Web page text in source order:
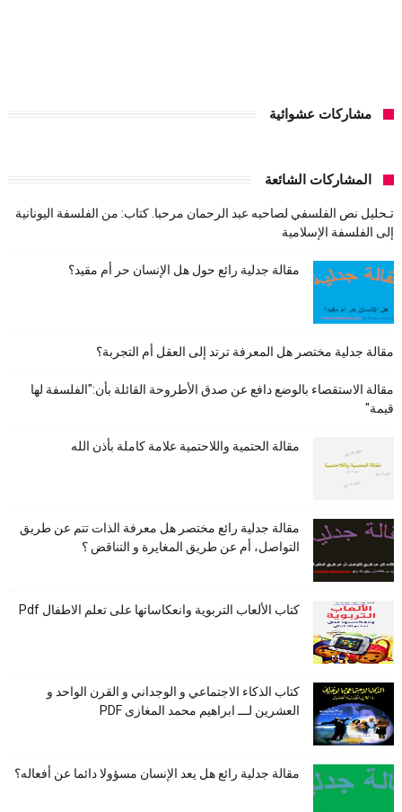
مشاركات عشوائية
المشاركات الشائعة
تـحليل نص الفلسفي لصاحبه عبد الرحمان مرحبا. كتاب: من الفلسفة اليونانية
إلى الفلسفة الإسلامية
مقالة جدلية رائع حول هل الإنسان حر أم مقيد؟
مقالة جدلية مختصر هل المعرفة ترتد إلى العقل أم التجربة؟
مقالة الاستقصاء بالوضع دافع عن صدق الأطروحة القائلة بأن:"الفلسفة لها
قيمة"
مقالة الحتمية واللاحتمية علامة كاملة بأذن الله
مقالة جدلية رائع مختصر هل معرفة الذات تتم عن طريق
التواصل، أم عن طريق المغايرة و التناقض ؟
كتاب الألعاب التربوية وانعكاساتها على تعلم الاطفال Pdf
كتاب الذكاء الاجتماعي و الوجداني و القرن الواحد و
العشرين لـــ ابراهيم محمد المغازى PDF
مقالة جدلية رائع هل يعد الإنسان مسؤولا دائما عن أفعاله؟